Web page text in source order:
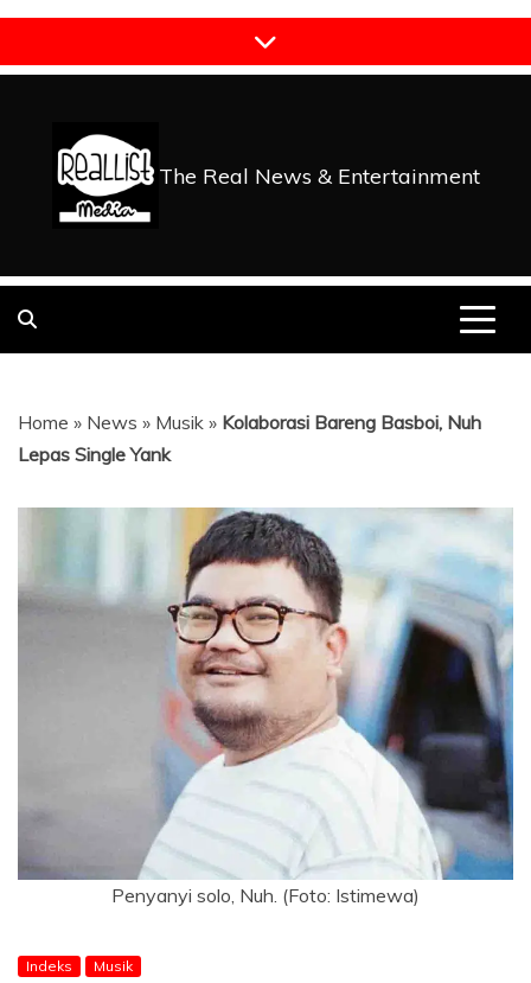
Skip
content
The Real News & Entertainment
Home » News » Musik » Kolaborasi Bareng Basboi, Nuh
Lepas Single Yank
Penyanyi solo, Nuh. (Foto: Istimewa)
Indeks Musik